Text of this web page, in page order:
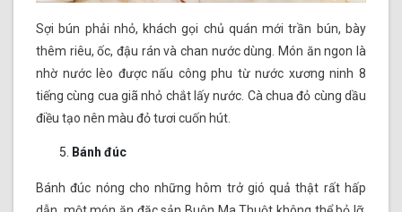
Sợi bún phải nhỏ, khách gọi chủ quán mới trần bún, bày
thêm riêu, ốc, đậu rán và chan nước dùng. Món ăn ngon là
nhờ nước lèo được nấu công phu từ nước xương ninh 8
tiếng cùng cua giã nhỏ chắt lấy nước. Cà chua đỏ cùng dầu
điều tạo nên màu đỏ tươi cuốn hút.
Bánh đúc
Bánh đúc nóng cho những hôm trở gió quả thật rất hấp